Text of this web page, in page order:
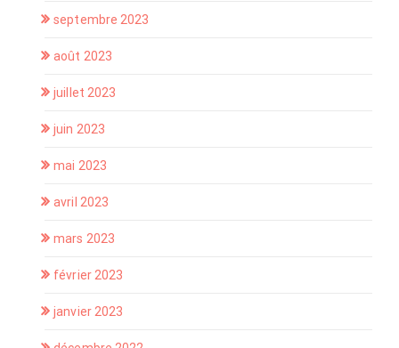
septembre 2023
août 2023
juillet 2023
juin 2023
mai 2023
avril 2023
mars 2023
février 2023
janvier 2023